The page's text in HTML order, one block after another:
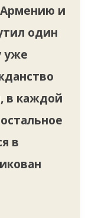
и
один
уже
в каждой
в